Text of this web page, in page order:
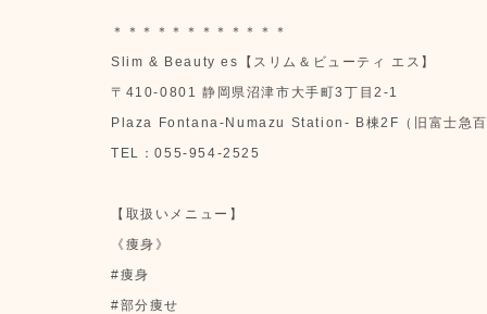
＊＊＊＊＊＊＊＊＊＊＊＊
Slim & Beauty es【スリム＆ビューティ エス】
〒410-0801 静岡県沼津市大手町3丁目2-1
Plaza Fontana-Numazu Station- B棟2F（旧富士急
TEL：055-954-2525
【取扱いメニュー】
《痩身》
#痩身
#部分痩せ